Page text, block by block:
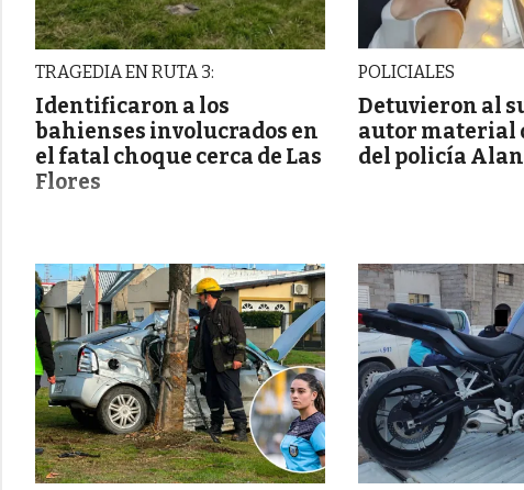
TRAGEDIA EN RUTA 3:
Identificaron a los
bahienses involucrados en
el fatal choque cerca de Las
Flores
POLICIALES
Detuvieron al
autor material
del policía